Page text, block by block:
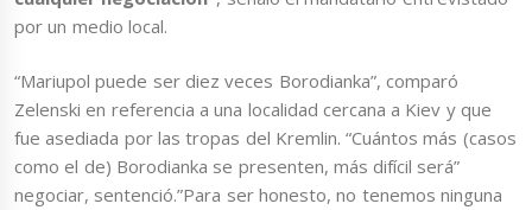
por un medio local.
“Mariupol puede ser diez veces Borodianka”, comparó
Zelenski en referencia a una localidad cercana a Kiev y que
fue asediada por las tropas del Kremlin. “Cuántos más (casos
como el de) Borodianka se presenten, más difícil será”
negociar, sentenció.”Para ser honesto, no tenemos ninguna